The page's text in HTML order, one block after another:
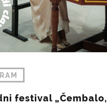
festival „Čembalo,